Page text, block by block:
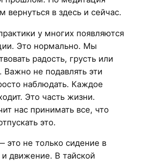
вернуться в здесь и сейчас.
у многих появляются
Это нормально. Мы
радость, грусть или
Важно не подавлять эти
наблюдать. Каждое
Это часть жизни.
нас принимать все, что
это.
это не только сидение в
движение. В тайской